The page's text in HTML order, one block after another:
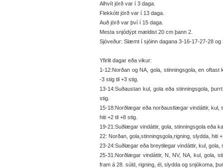
Alhvít jörð var í 3 daga.
Flekkótt jörð var í 13 daga.
Auð jörð var því í 15 daga.
Mesta snjódýpt mældist 20 cm þann 2.
Sjóveður: Slæmt í sjóinn dagana 3-16-17-27-28
Yfirlit dagar eða vikur:
1-12:Norðan og NA, gola, stinningsgola, en
-3 stig til +3 stig.
13-14:Suðaustan kul, gola eða stinningsgola,
stig.
15-18:Norðlægar eða norðaustlægar vindáttir, kul,
hiti +2 til +8 stig.
19-21:Suðlægar vindáttir, gola, stinningsgola eða
22: Norðan, gola,stinningsgola,rigning, slydda, hiti
23-24:Suðlægar eða breytilegar vindáttir, kul, gola,
25-31:Norðlægar vindáttir, N, NV, NA, kul, gola,
fram á 28. súld, rigning, él, slydda og snjókoma,